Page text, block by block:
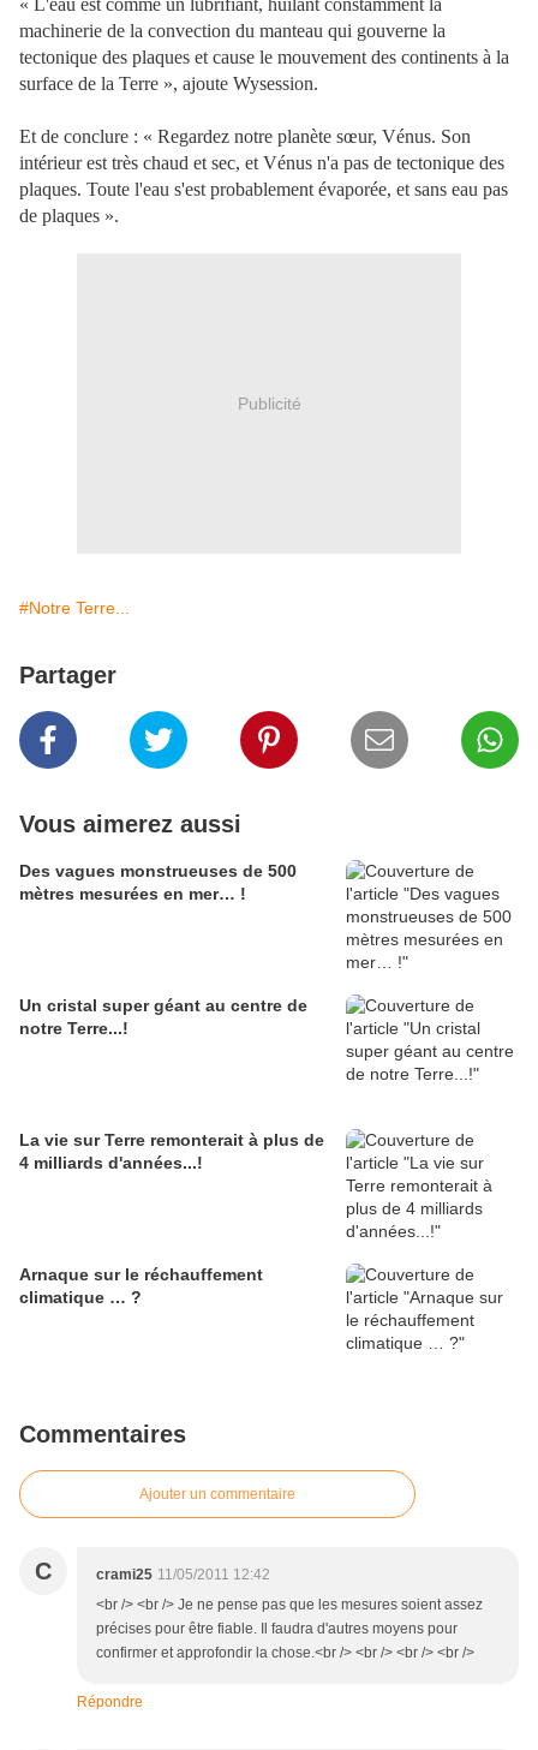
« L'eau est comme un lubrifiant, huilant constamment la
machinerie de la convection du manteau qui gouverne la
tectonique des plaques et cause le mouvement des continents à la
surface de la Terre », ajoute Wysession.
Et de conclure : « Regardez notre planète sœur, Vénus. Son
intérieur est très chaud et sec, et Vénus n'a pas de tectonique des
plaques. Toute l'eau s'est probablement évaporée, et sans eau pas
de plaques ».
Publicité
#Notre Terre...
Partager
Vous aimerez aussi
Des vagues monstrueuses de 500
mètres mesurées en mer… !
Un cristal super géant au centre de
notre Terre...!
La vie sur Terre remonterait à plus de
4 milliards d'années...!
Arnaque sur le réchauffement
climatique … ?
Commentaires
Ajouter un commentaire
C crami25 11/05/2011 12:42
<br /> <br /> Je ne pense pas que les mesures soient assez
précises pour être fiable. Il faudra d'autres moyens pour
confirmer et approfondir la chose.<br /> <br /> <br /> <br />
Répondre